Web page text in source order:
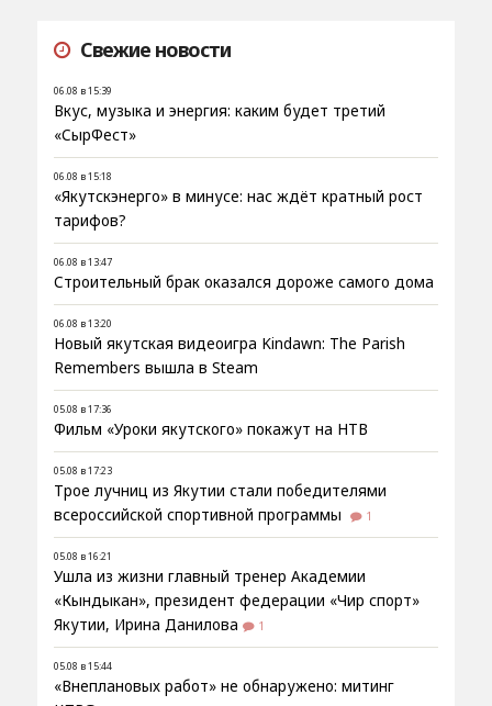
Свежие новости
06.08 в 15:39
Вкус, музыка и энергия: каким будет третий
«СырФест»
06.08 в 15:18
«Якутскэнерго» в минусе: нас ждёт кратный рост
тарифов?
06.08 в 13:47
Строительный брак оказался дороже самого дома
06.08 в 13:20
Новый якутская видеоигра Kindawn: The Parish
Remembers вышла в Steam
05.08 в 17:36
Фильм «Уроки якутского» покажут на НТВ
05.08 в 17:23
Трое лучниц из Якутии стали победителями
всероссийской спортивной программы
1
05.08 в 16:21
Ушла из жизни главный тренер Академии
«Кындыкан», президент федерации «Чир спорт»
Якутии, Ирина Данилова
1
05.08 в 15:44
«Внеплановых работ» не обнаружено: митинг